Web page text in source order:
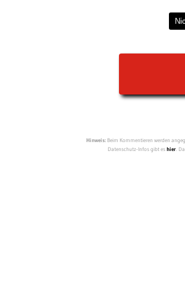
Hinweis:Beim Kommentieren werden
Datenschutz-Infos gibt eshier.